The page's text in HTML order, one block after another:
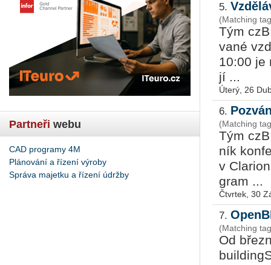
Partneři webu
CAD programy 4M
Plánování a řízení výroby
Správa majetku a řízení údržby
5.
(Matching
Tým
va­né
10:00 je
jí ...
Úterý, 26
6.
(Matching
Tým
ník
v
gram ...
Čtvrtek, 30
7.
(Matching
Od